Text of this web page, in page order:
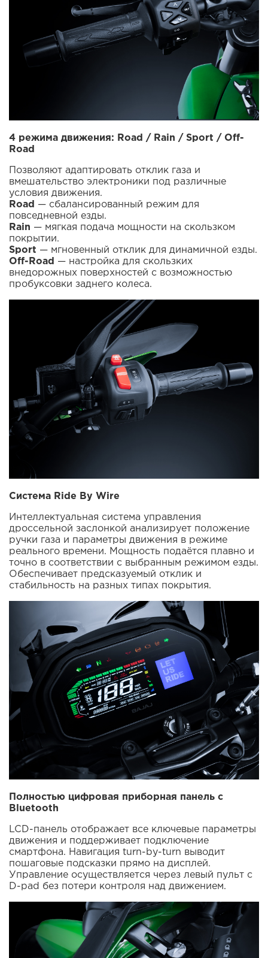
4 режима движения: Road / Rain / Sport / Off-
Road
Позволяют адаптировать отклик газа и
вмешательство электроники под различные
условия движения.
Road — сбалансированный режим для
повседневной езды.
Rain — мягкая подача мощности на скользком
покрытии.
Sport — мгновенный отклик для динамичной езды.
Off-Road — настройка для скользких
внедорожных поверхностей с возможностью
пробуксовки заднего колеса.
Система Ride By Wire
Интеллектуальная система управления
дроссельной заслонкой анализирует положение
ручки газа и параметры движения в режиме
реального времени. Мощность подаётся плавно и
точно в соответствии с выбранным режимом езды.
Обеспечивает предсказуемый отклик и
стабильность на разных типах покрытия.
Полностью цифровая приборная панель с
Bluetooth
LCD-панель отображает все ключевые параметры
движения и поддерживает подключение
смартфона. Навигация turn-by-turn выводит
пошаговые подсказки прямо на дисплей.
Управление осуществляется через левый пульт с
D-pad без потери контроля над движением.